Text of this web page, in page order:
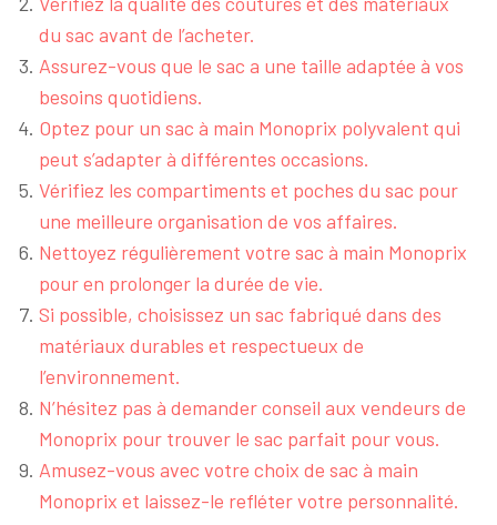
du sac avant de l’acheter.
Assurez-vous que le sac a une taille adaptée à vos
besoins quotidiens.
Optez pour un sac à main Monoprix polyvalent qui
peut s’adapter à différentes occasions.
Vérifiez les compartiments et poches du sac pour
une meilleure organisation de vos affaires.
Nettoyez régulièrement votre sac à main Monoprix
pour en prolonger la durée de vie.
Si possible, choisissez un sac fabriqué dans des
matériaux durables et respectueux de
l’environnement.
N’hésitez pas à demander conseil aux vendeurs de
Monoprix pour trouver le sac parfait pour vous.
Amusez-vous avec votre choix de sac à main
Monoprix et laissez-le refléter votre personnalité.